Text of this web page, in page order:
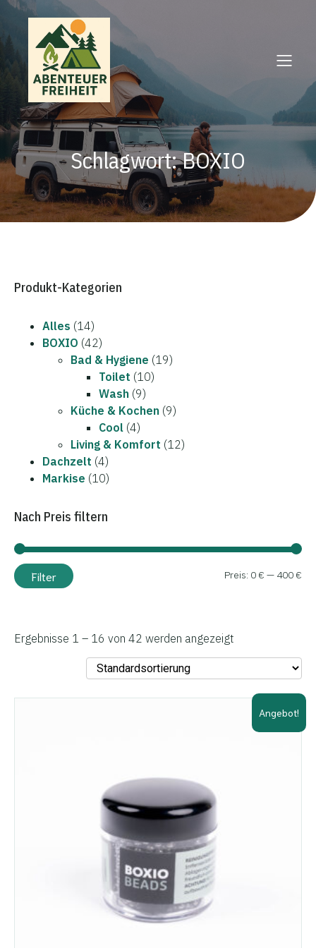
Schlagwort: BOXIO
Produkt-Kategorien
Alles (14)
BOXIO (42)
Bad & Hygiene (19)
Toilet (10)
Wash (9)
Küche & Kochen (9)
Cool (4)
Living & Komfort (12)
Dachzelt (4)
Markise (10)
Nach Preis filtern
Filter Preis: 0 € — 400 €
Ergebnisse 1 – 16 von 42 werden angezeigt
Angebot!